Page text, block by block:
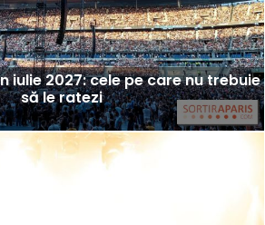
iulie 2027: cele pe care nu trebuie
să le ratezi